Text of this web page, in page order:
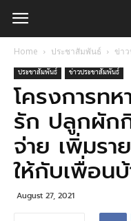
Home ประชาสัมพันธ์ ข่า
ประชาสัมพันธ์ ข่าวประชาสัมพันธ์
โครงการท
รัก ปลูกผัก
จ่าย เพิ่มรา
ให้กับเพื่อน
August 27, 2021